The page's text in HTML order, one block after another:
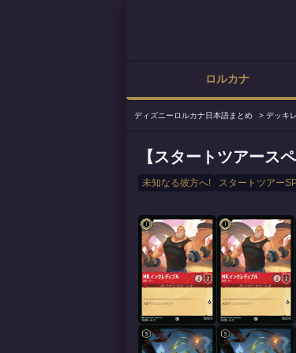
ロルカナ
ディズニーロルカナ日本語まとめ > デッキ
【スタートツアース
未知なる彼方へ! スタートツアー